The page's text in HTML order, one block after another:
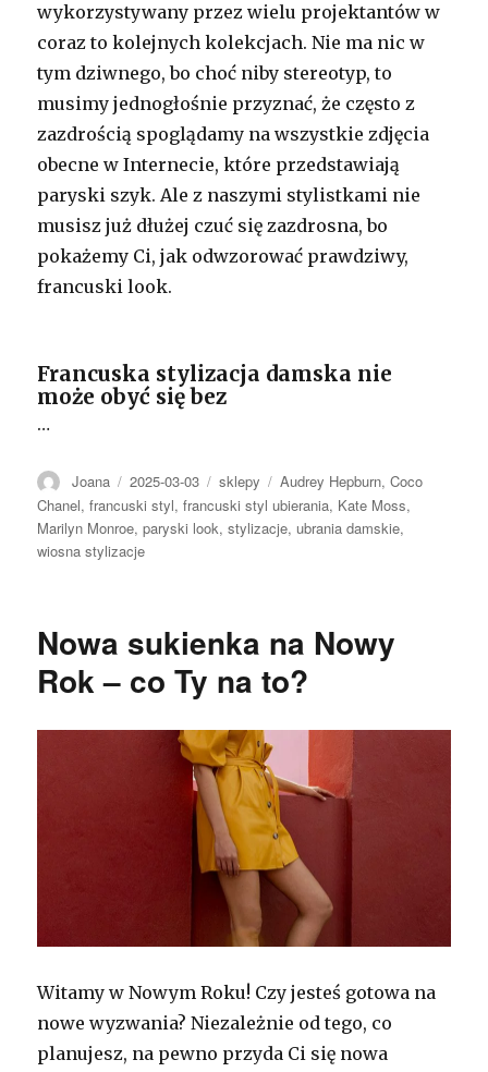
wykorzystywany przez wielu projektantów w
coraz to kolejnych kolekcjach. Nie ma nic w
tym dziwnego, bo choć niby stereotyp, to
musimy jednogłośnie przyznać, że często z
zazdrością spoglądamy na wszystkie zdjęcia
obecne w Internecie, które przedstawiają
paryski szyk. Ale z naszymi stylistkami nie
musisz już dłużej czuć się zazdrosna, bo
pokażemy Ci, jak odwzorować prawdziwy,
francuski look.
Francuska stylizacja damska nie
może obyć się bez
…
Autor
Joana Opublikowano
2025-03-03 Kategorie
sklepy Tagi
Audrey Hepburn,Coco
Chanel,francuski styl,francuski styl ubierania, Kate Moss,
Marilyn Monroe,paryski look,stylizacje, ubrania damskie,
wiosna stylizacje
Nowa sukienka na Nowy
Rok – co Ty na to?
Witamy w Nowym Roku! Czy jesteś gotowa na
nowe wyzwania? Niezależnie od tego, co
planujesz, na pewno przyda Ci się nowa